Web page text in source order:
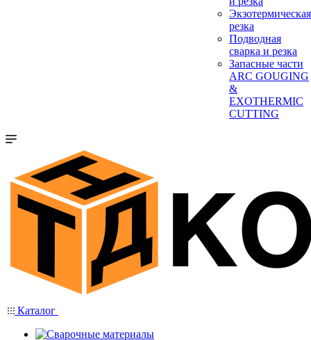
Экзотермическая
резка
Подводная
сварка и резка
Запасные части
ARC GOUGING
&
EXOTHERMIC
CUTTING
Каталог